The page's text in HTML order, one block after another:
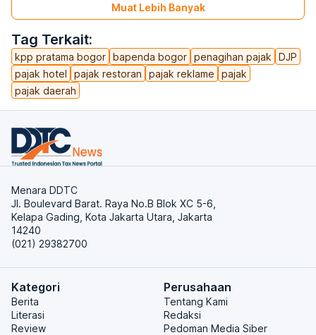
Tag Terkait:
kpp pratama bogor bapenda bogor penagihan pajak
DJP
pajak hotel
pajak restoran pajak reklame
pajak
pajak daerah
Muat Lebih Banyak
Menara DDTC
Jl. Boulevard Barat. Raya No.B Blok XC 5-6,
Kelapa Gading, Kota Jakarta Utara, Jakarta
14240
(021) 29382700
Kategori
Berita
Literasi
Review
Perusahaan
Tentang Kami
Redaksi
Pedoman Media Siber